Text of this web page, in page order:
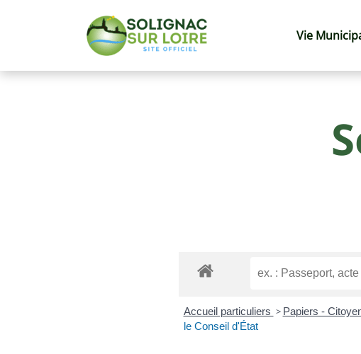
Vie
Accueil particuliers > Papiers -
le Conseil d'État